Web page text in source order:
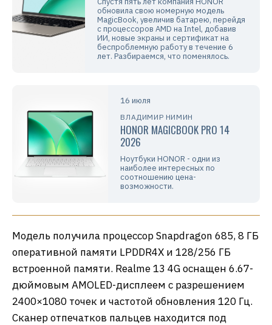
обновила свою номерную модель
MagicBook, увеличив батарею, перейдя
с процессоров AMD на Intel, добавив
ИИ, новые экраны и сертификат на
беспроблемную работу в течение 6
лет. Разбираемся, что поменялось.
16 июля
ВЛАДИМИР НИМИН
HONOR MAGICBOOK PRO 14
2026
Ноутбуки HONOR - одни из
наиболее интересных по
соотношению цена-
возможности.
Модель получила процессор Snapdragon 685, 8 ГБ
оперативной памяти LPDDR4X и 128/256 ГБ
встроенной памяти. Realme 13 4G оснащен 6.67-
дюймовым AMOLED-дисплеем с разрешением
2400×1080 точек и частотой обновления 120 Гц.
Сканер отпечатков пальцев находится под